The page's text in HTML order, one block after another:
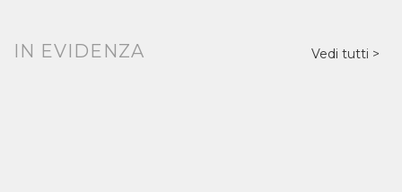
IN EVIDENZA Vedi tutti